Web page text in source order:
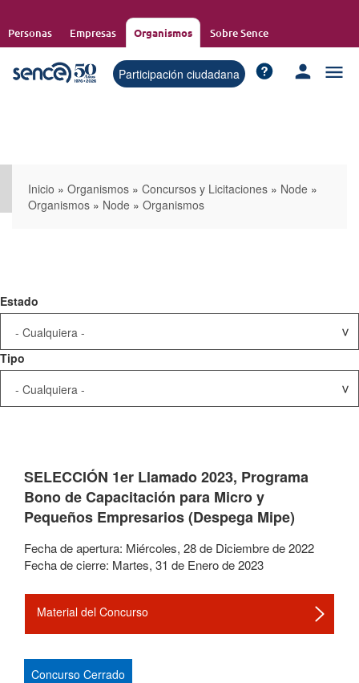
contenido
Personas Empresas Organismos Sobre Sence
Participación ciudadana
Inicio » Organismos » Concursos y Licitaciones » Node »
Organismos » Node » Organismos
Estado
Tipo
SELECCIÓN 1er Llamado 2023, Programa
Bono de Capacitación para Micro y
Pequeños Empresarios (Despega Mipe)
Fecha de apertura: Miércoles, 28de Diciembrede2022
Fecha de cierre: Martes, 31 de Enerode2023
Material del Concurso
Concurso Cerrado